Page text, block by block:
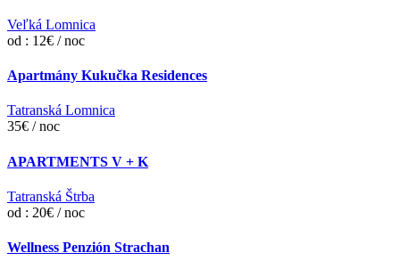
Veľká Lomnica
od : 12€ / noc
Apartmány Kukučka Residences
Tatranská Lomnica
35€ / noc
APARTMENTS V + K
Tatranská Štrba
od : 20€ / noc
Wellness Penzión Strachan